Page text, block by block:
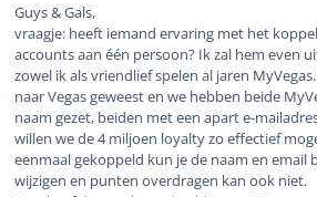
Guys & Gals,
vraagje: heeft iemand ervaring met het
accounts aan één persoon? Ik zal hem even
zowel ik als vriendlief spelen al jaren
naar Vegas geweest en we hebben beide
naam gezet, beiden met een apart e-
willen we de 4 miljoen loyalty zo effectief
eenmaal gekoppeld kun je de naam en email
wijzigen en punten overdragen kan ook niet.